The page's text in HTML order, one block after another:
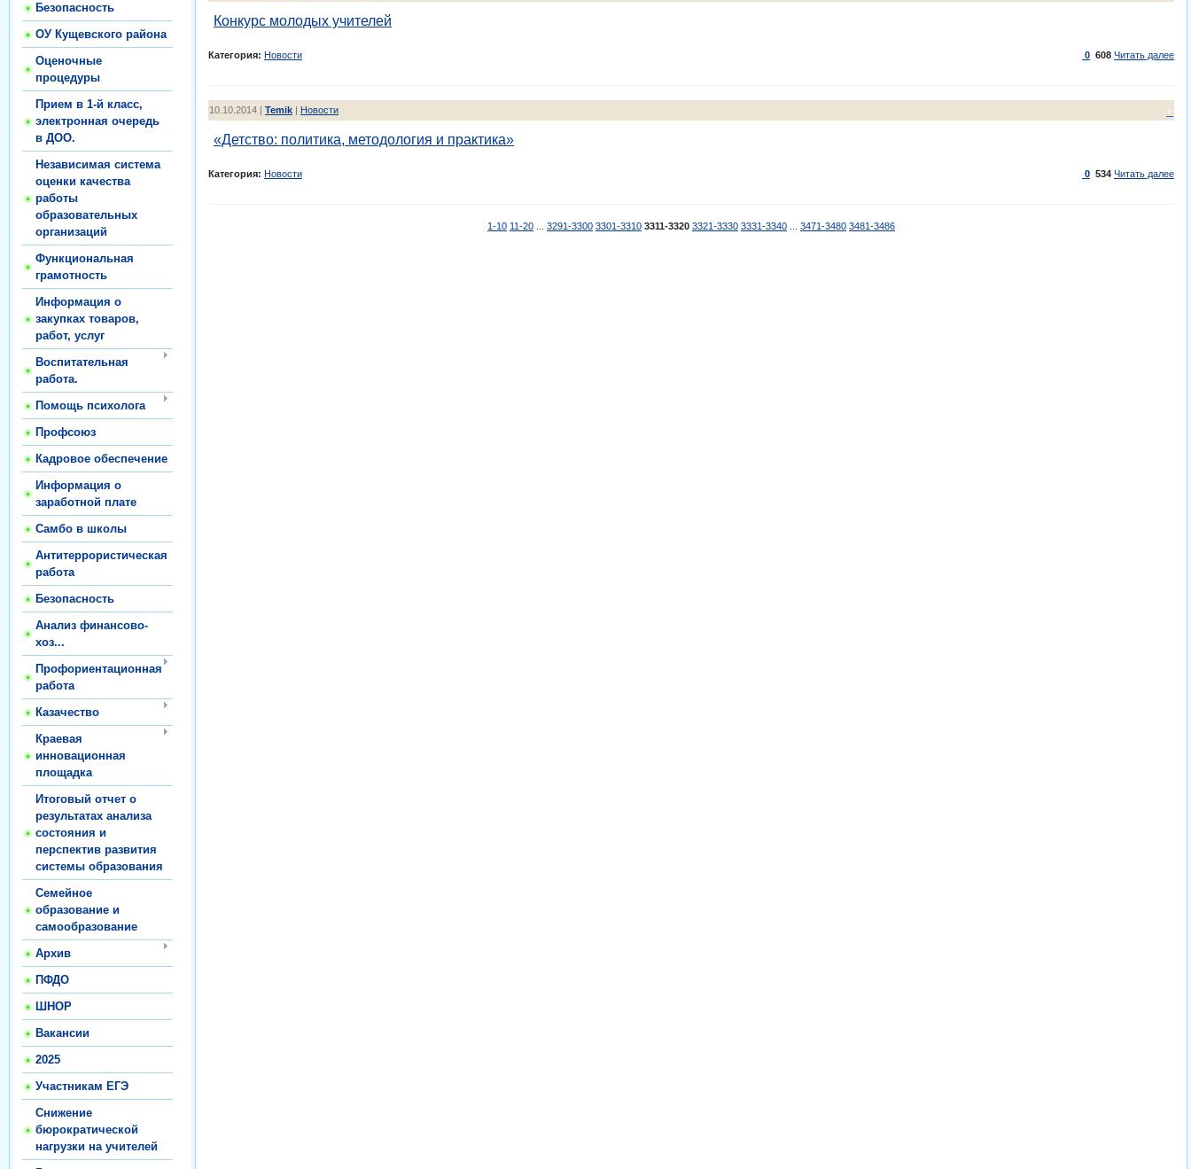
Безопасность
ОУ Кущевского района
Оценочные
процедуры
Прием в 1-й класс,
электронная очередь
в ДОО.
Независимая система
оценки качества
работы
образовательных
организаций
Функциональная
грамотность
Информация о
закупках товаров,
работ, услуг
Воспитательная
работа.
Помощь психолога
Профсоюз
Кадровое обеспечение
Информация о
заработной плате
Самбо в школы
Антитеррористическая
работа
Безопасность
Анализ финансово-
хоз...
Профориентационная
работа
Казачество
Краевая
инновационная
площадка
Итоговый отчет о
результатах анализа
состояния и
перспектив развития
системы образования
Семейное
образование и
самообразование
Архив
ПФДО
ШНОР
Вакансии
2025
Участникам ЕГЭ
Снижение
бюрократической
нагрузки на учителей
Конкурс молодых учителей
Категория: Новости 0 608 Читать далее
10.10.2014 | Temik | Новости +
«Детство: политика, методология и практика»
Категория: Новости 0 534 Читать далее
1-10 11-20 3291-3300 3301-3310 3311-3320 3321-3330 3331-3340 3471-3480 3481-3486